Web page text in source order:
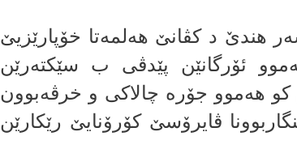
هندێ د كڤانێ هەلمەتا خۆپارێزیێ
ئۆرگانێن پێدڤى ب سێكتەرێن
كو هەموو جۆرە چالاكی و خرڤه‌بوون
ڤایرۆسێ كۆرۆنایێ رێكارێن